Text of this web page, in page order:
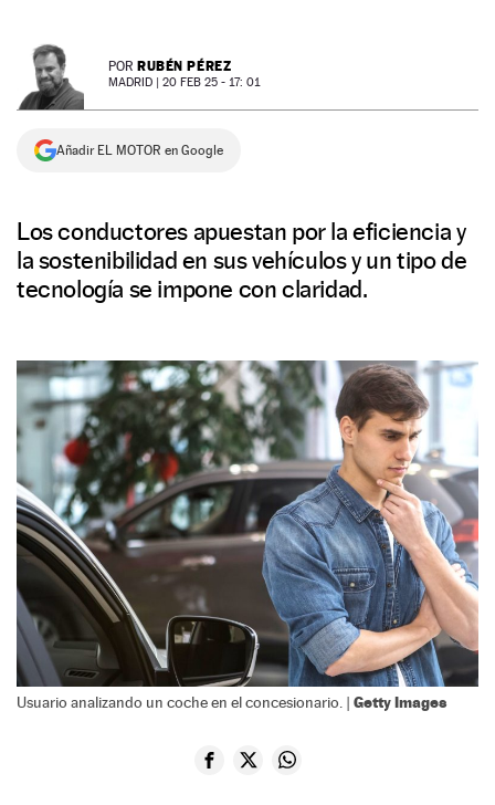
SÍGUENOS
POR RUBÉN PÉREZ
MADRID | 20 FEB 25 - 17: 01
Añadir EL MOTOR en Google
Los conductores apuestan por la eficiencia y
la sostenibilidad en sus vehículos y un tipo de
tecnología se impone con claridad.
Usuario analizando un coche en el concesionario. | Getty Images